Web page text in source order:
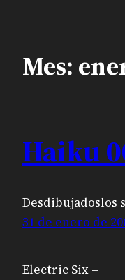
Mes:
Haiku
Desdibujadoslos
31 de enero de
Electric Six –